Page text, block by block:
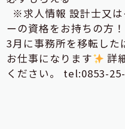
※求人情報 設計士又
ーの資格をお持ちの方
3月に事務所を移転した
お仕事になります
詳
ください。 tel:0853-